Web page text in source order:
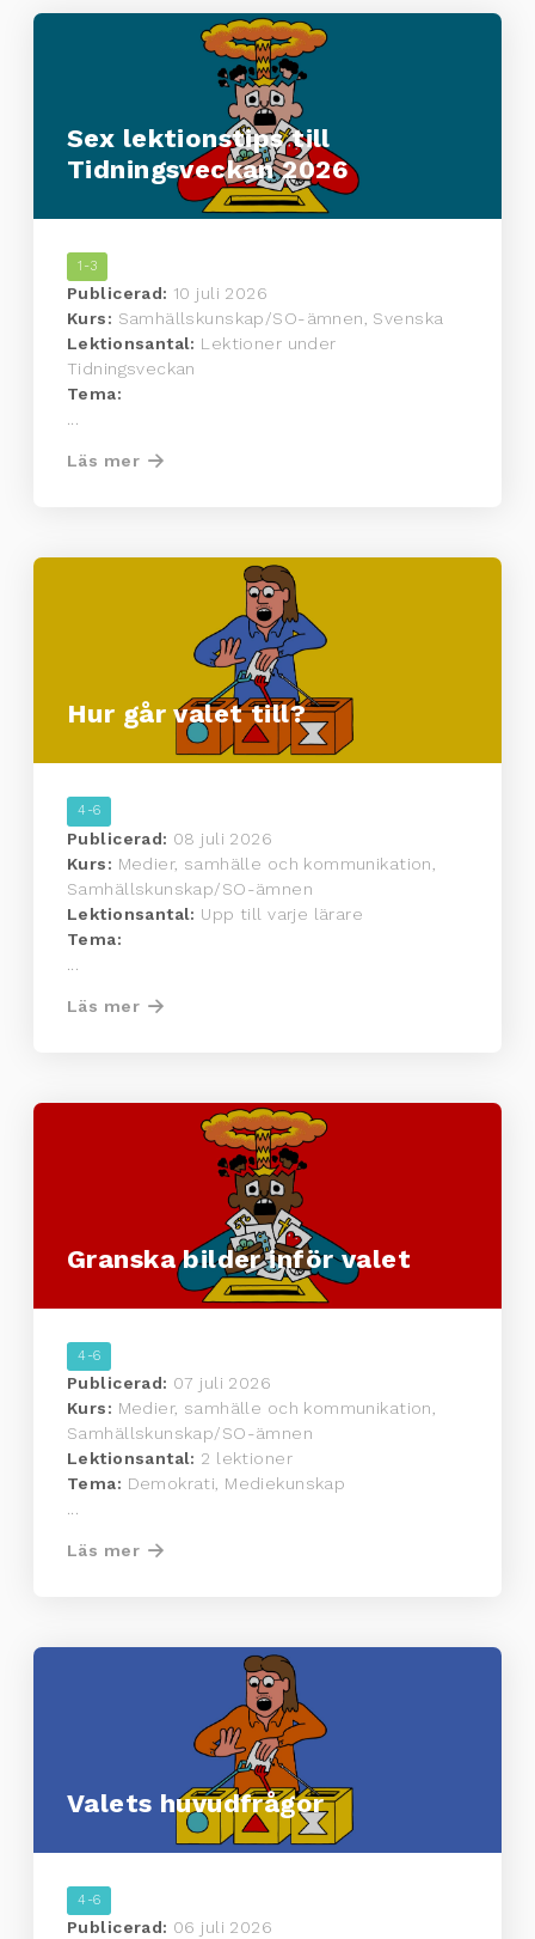
Sex lektionstips till
Tidningsveckan 2026
1-3
Publicerad: 10 juli 2026
Kurs: Samhällskunskap/SO-ämnen, Svenska
Lektionsantal: Lektioner under
Tidningsveckan
Tema:
...
Läs mer
Hur går valet till?
4-6
Publicerad: 08 juli 2026
Kurs: Medier, samhälle och kommunikation,
Samhällskunskap/SO-ämnen
Lektionsantal: Upp till varje lärare
Tema:
Läs mer
Granska bilder inför valet
4-6
Publicerad: 07 juli 2026
Kurs: Medier, samhälle och kommunikation,
Samhällskunskap/SO-ämnen
Lektionsantal: 2 lektioner
Tema: Demokrati, Mediekunskap
Läs mer
Valets huvudfrågor
4-6
Publicerad: 06 juli 2026